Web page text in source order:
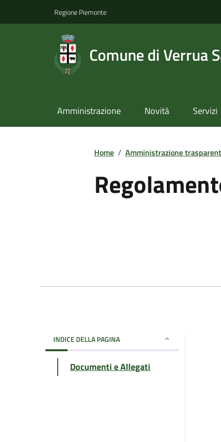
Regione Piemonte
Comune di Verrua
Amministrazione Novità Servizi
Home / Amministrazione
INDICE DELLA PAGINA
Documenti e Allegati